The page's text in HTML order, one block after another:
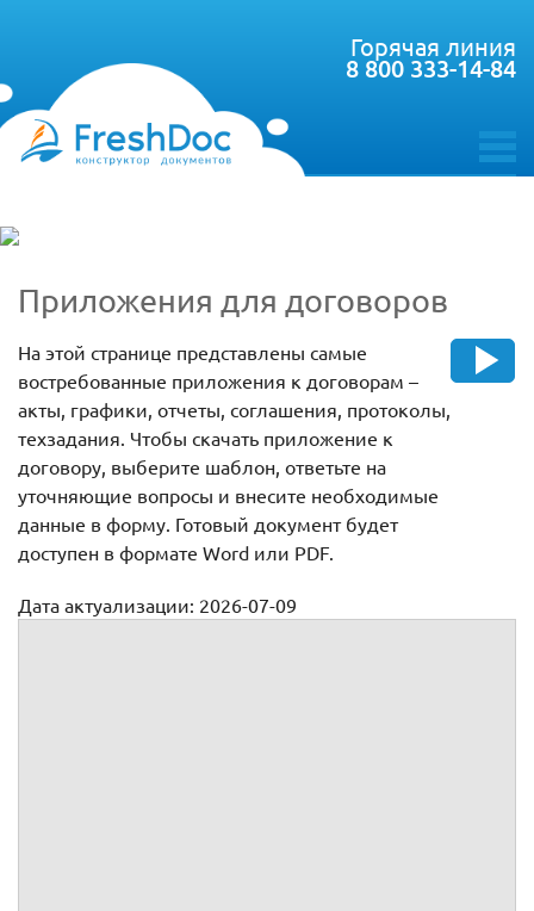
toggle
Горячая линия
8 800 333-14-84
Приложения для договоров
На этой странице представлены самые
востребованные приложения к договорам –
акты, графики, отчеты, соглашения, протоколы,
техзадания. Чтобы скачать приложение к
договору, выберите шаблон, ответьте на
уточняющие вопросы и внесите необходимые
данные в форму. Готовый документ будет
доступен в формате Word или PDF.
Дата актуализации: 2026-07-09